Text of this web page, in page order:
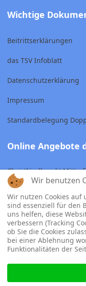
Wichtige
Beitrittserklärungen
das TSV Infoblatt
Datenschutzerklärung
Impressum
Standardbelegung
Online Angebote
Christkindlmarkt
Skiclub Mitterfels
TSV Tennisabteilung
© 2022
Copyright © 2026
Joomla!ist freie,
Wir benutzen
Wir nutzen Cookies auf
sind essenziell für den
uns helfen, diese
verbessern (Tracking
ob Sie die Cookies
bei einer Ablehnung
Funktionalitäten der